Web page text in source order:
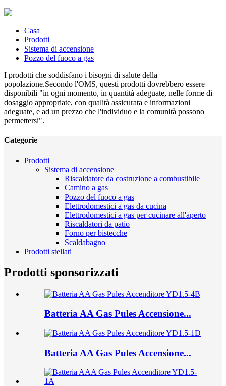
Casa
Prodotti
Sistema di accensione
Pozzo del fuoco a gas
I prodotti che soddisfano i bisogni di salute della
popolazione.Secondo l'OMS, questi prodotti dovrebbero essere
disponibili "in ogni momento, in quantità adeguate, nelle forme di
dosaggio appropriate, con qualità assicurata e informazioni
adeguate, e ad un prezzo che l'individuo e la comunità possono
permettersi".
Categorie
Prodotti
Sistema di accensione
Riscaldatore da costruzione a combustibile
Camino a gas
Pozzo del fuoco a gas
Elettrodomestici a gas da cucina
Elettrodomestici a gas per cucinare all'aperto
Riscaldatori da patio
Forno per bistecche
Scaldabagno
Prodotti stellati
Prodotti sponsorizzati
Batteria AA Gas Pules Accensione...
Batteria AA Gas Pules Accensione...